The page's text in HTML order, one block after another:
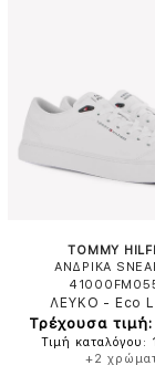
TOMMY
ΑΝΔΡΙΚΑ
ΛΕΥΚΟ - Eco
Τρέχουσα
Τιμή καταλόγου:
+2